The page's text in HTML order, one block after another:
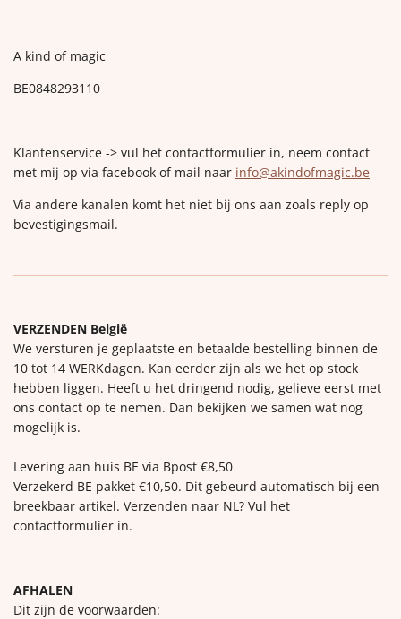
A kind of magic
BE0848293110
Klantenservice -> vul het contactformulier in, neem contact
met mij op via facebook of mail naar info@akindofmagic.be
Via andere kanalen komt het niet bij ons aan zoals reply op
bevestigingsmail.
VERZENDEN België
We versturen je geplaatste en betaalde bestelling binnen de
10 tot 14 WERKdagen. Kan eerder zijn als we het op stock
hebben liggen. Heeft u het dringend nodig, gelieve eerst met
ons contact op te nemen. Dan bekijken we samen wat nog
mogelijk is.
Levering aan huis BE via Bpost €8,50
Verzekerd BE pakket €10,50. Dit gebeurd automatisch bij een
breekbaar artikel. Verzenden naar NL? Vul het
contactformulier in.
AFHALEN
Dit zijn de voorwaarden: